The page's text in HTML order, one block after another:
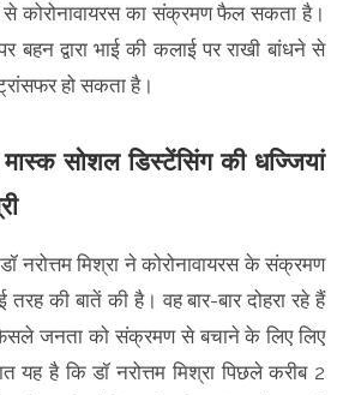
से कोरोनावायरस का संक्रमण फैल सकता है।
बहन द्वारा भाई की कलाई पर राखी बांधने से
हो सकता है।
सोशल डिस्टेंसिंग की धज्जियां
नरोत्तम मिश्रा ने कोरोनावायरस के संक्रमण
की बातें की है। वह बार-बार दोहरा रहे हैं
जनता को संक्रमण से बचाने के लिए लिए
यह है कि डॉ नरोत्तम मिश्रा पिछले करीब 2